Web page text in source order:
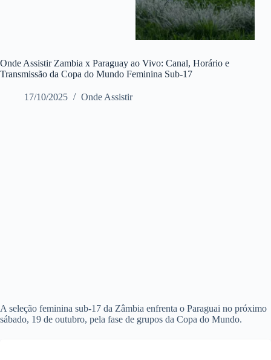
Onde Assistir Zambia x Paraguay ao Vivo: Canal, Horário e
Transmissão da Copa do Mundo Feminina Sub-17
17/10/2025 Onde Assistir
A seleção feminina sub-17 da Zâmbia enfrenta o Paraguai no próximo
sábado, 19 de outubro, pela fase de grupos da Copa do Mundo.